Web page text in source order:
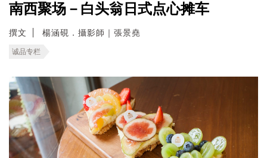
南西聚场－白头翁日式点心摊车
撰文 楊涵硯．攝影師｜張景堯
诚品专栏